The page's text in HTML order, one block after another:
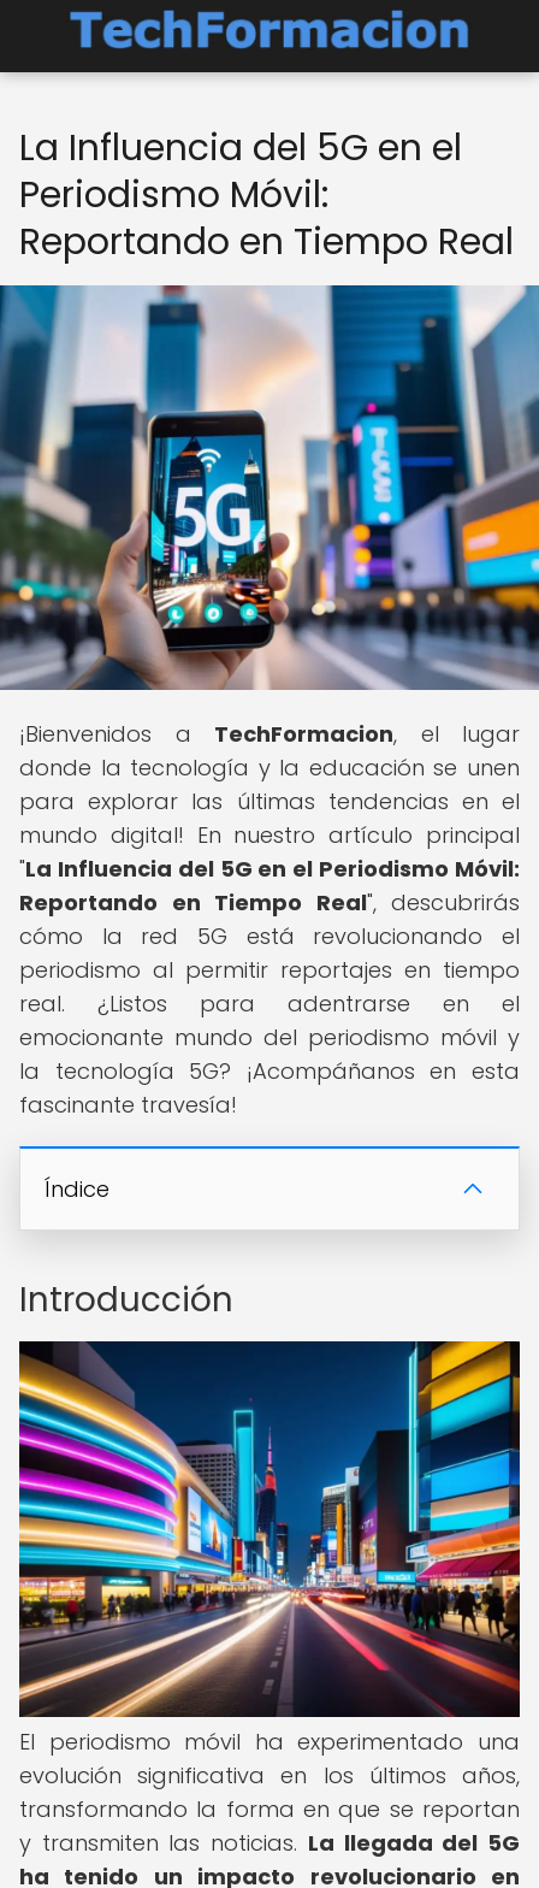
La Influencia del 5G en el
Periodismo Móvil:
Reportando en Tiempo Real
¡Bienvenidos a TechFormacion, el lugar
donde la tecnología y la educación se unen
para explorar las últimas tendencias en el
mundo digital! En nuestro artículo principal
"La Influencia del 5G en el Periodismo Móvil:
Reportando en Tiempo Real", descubrirás
cómo la red 5G está revolucionando el
periodismo al permitir reportajes en tiempo
real. ¿Listos para adentrarse en el
emocionante mundo del periodismo móvil y
la tecnología 5G? ¡Acompáñanos en esta
fascinante travesía!
Índice
Introducción
El periodismo móvil ha experimentado una
evolución significativa en los últimos años,
transformando la forma en que se reportan
y transmiten las noticias. La llegada del 5G
ha tenido un impacto revolucionario en